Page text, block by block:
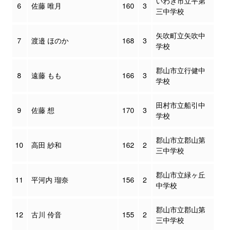
6 佐藤 唯月 160 3
三中学校
7 渡邉 ほのか 168 3
矢吹町立矢吹中
学校
8 遠藤 もも 166 3
郡山市立行健中
学校
9 佐藤 想 170 3
田村市立船引中
学校
10 高田 紗和 162 2
郡山市立郡山第
三中学校
11 平河内 瑠奈 156 2
郡山市立緑ヶ丘
中学校
12 古川 伶音 155 2
郡山市立郡山第
三中学校